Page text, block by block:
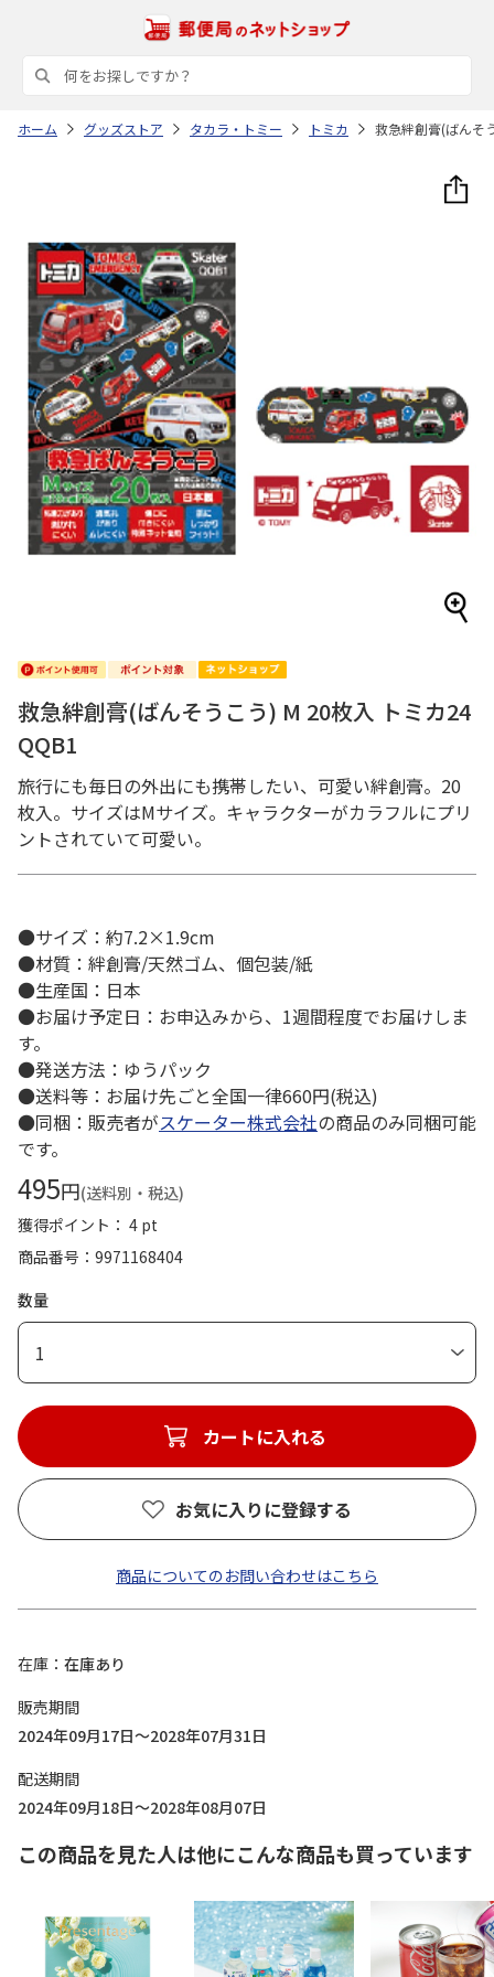
ホーム グッズストア タカラ・トミー トミカ 救急絆創膏(ばんそ
救急絆創膏(ばんそうこう) M 20枚入 トミカ24
QQB1
旅行にも毎日の外出にも携帯したい、可愛い絆創膏。20
枚入。サイズはMサイズ。キャラクターがカラフルにプリ
ントされていて可愛い。
●サイズ：約7.2×1.9cm
●材質：絆創膏/天然ゴム、個包装/紙
●生産国：日本
●お届け予定日：お申込みから、1週間程度でお届けしま
す。
●発送方法：ゆうパック
●送料等：お届け先ごと全国一律660円(税込)
●同梱：販売者がスケーター株式会社の商品のみ同梱可能
です。
495円(送料別・税込)
獲得ポイント： 4 pt
商品番号
9971168404
数量
1
カートに入れる
お気に入りに登録する
商品についてのお問い合わせはこちら
在庫
在庫あり
販売期間
2024年09月17日～2028年07月31日
配送期間
2024年09月18日～2028年08月07日
この商品を見た人は他にこんな商品も買っています